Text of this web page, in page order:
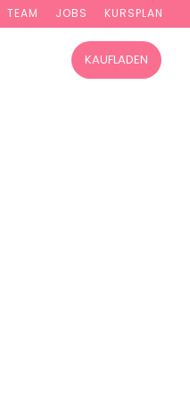
TEAM JOBS KURSPLAN
KAUFLADEN